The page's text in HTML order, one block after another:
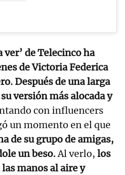
ver’ de Telecinco ha
de Victoria Federica
Después de una larga
versión más alocada y
con influencers
un momento en el que
de su grupo de amigas,
un beso.Al verlo, los
manos al aire y